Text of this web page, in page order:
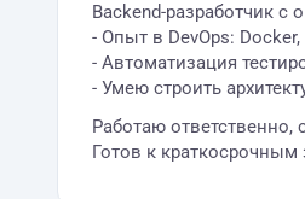
Backend-разработчик с
- Опыт в DevOps:
- Автоматизация
- Умею строить
Работаю
Готов к краткосрочным